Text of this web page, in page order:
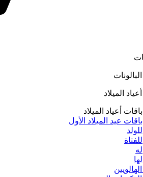
الميلاد
باقات أعياد الميلاد
باقات عيد الميلاد الأول
للولد
للفتاة
له
لها